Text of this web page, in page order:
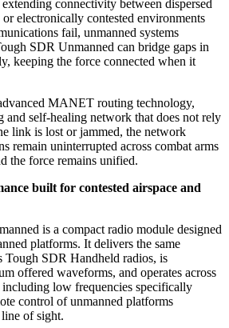
connectivity between dispersed
electronically contested environments
fail, unmanned systems
SDR Unmanned can bridge gaps in
keeping the force connected when it
MANET routing technology,
and self-healing network that does not rely
link is lost or jammed, the network
remain uninterrupted across combat arms
the force remains unified.
built for contested airspace and
is a compact radio module designed
platforms. It delivers the same
Tough SDR Handheld radios, is
offered waveforms, and operates across
low frequencies specifically
control of unmanned platforms
of sight.